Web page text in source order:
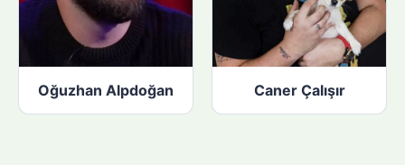
Oğuzhan Alpdoğan Caner Çalışır